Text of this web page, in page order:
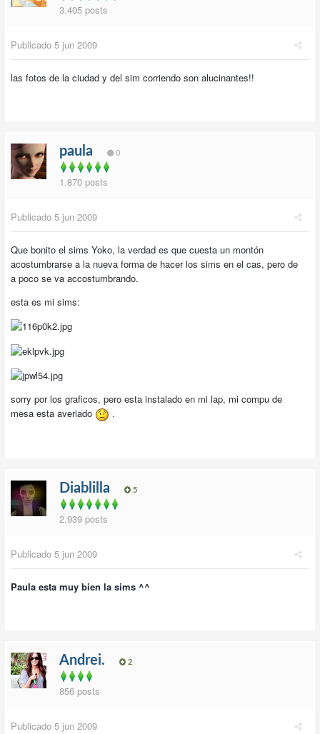
3.405 posts
Publicado 5 jun 2009
las fotos de la ciudad y del sim corriendo son alucinantes!!
paula 0
1.870 posts
Publicado 5 jun 2009
Que bonito el sims Yoko, la verdad es que cuesta un montón
acostumbrarse a la nueva forma de hacer los sims en el cas, pero de
a poco se va accostumbrando.
esta es mi sims:
sorry por los graficos, pero esta instalado en mi lap, mi compu de
mesa esta averiado
.
Diablilla 5
2.939 posts
Publicado 5 jun 2009
Paula esta muy bien la sims ^^
Andrei. 2
856 posts
Publicado 5 jun 2009